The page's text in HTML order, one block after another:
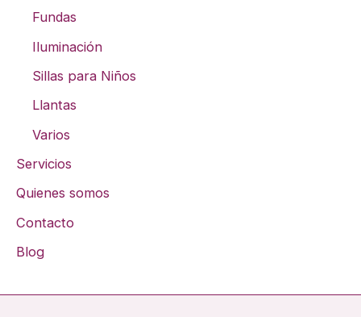
Fundas
Iluminación
Sillas para Niños
Llantas
Varios
Servicios
Quienes somos
Contacto
Blog